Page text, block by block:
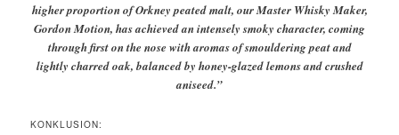
higher proportion of Orkney peated malt, our Master Whisky Maker,
Gordon Motion, has achieved an intensely smoky character, coming
through first on the nose with aromas of smouldering peat and
lightly charred oak, balanced by honey-glazed lemons and crushed
aniseed.”
KONKLUSION: